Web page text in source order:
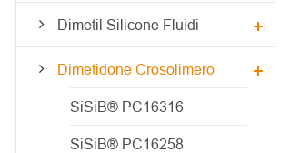
Dimetil Silicone Fluidi
Dimetidone Crosolimero
SiSiB® PC16316
SiSiB® PC16258